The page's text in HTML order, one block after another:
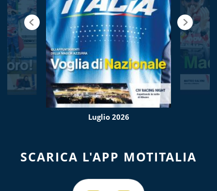
Luglio 2026
SCARICA L'APP MOTITALIA